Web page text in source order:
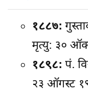
१८८७:
मृत्यु: ३०
१८९८: पं.
२३ ऑगस्ट